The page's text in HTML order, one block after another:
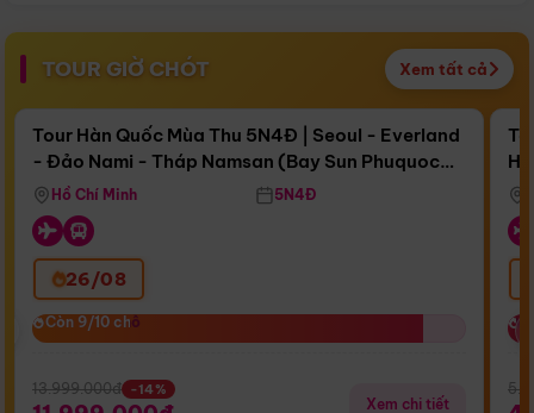
TOUR GIỜ CHÓT Xem tất cả
Còn17 ngày 09:48:53
Bay Sun Phuquoc Airways
Điểm nổi bật
Tour Hàn Quốc Mùa Thu 5N4Đ | Seoul - Everland
- Đảo Nami - Tháp Namsan (Bay Sun Phuquoc
Airways)
Hồ Chí Minh 5N4Đ
26/08
Còn 9/10 chỗ
Còn 9/10 chỗ
13.999.000đ -14%
Xem chi tiết